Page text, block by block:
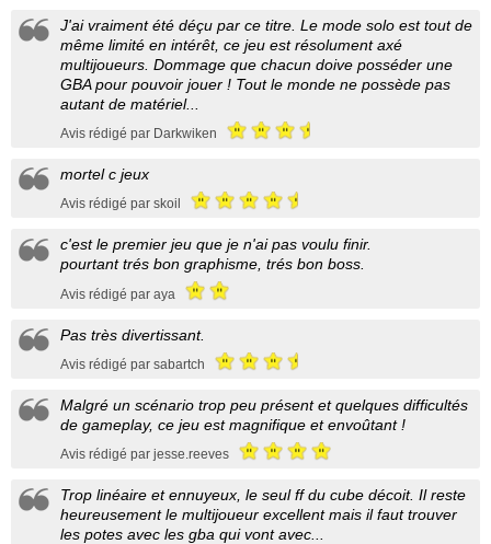
J'ai vraiment été déçu par ce titre. Le mode solo est tout de
même limité en intérêt, ce jeu est résolument axé
multijoueurs. Dommage que chacun doive posséder une
GBA pour pouvoir jouer ! Tout le monde ne possède pas
autant de matériel...
Avis rédigé par Darkwiken
mortel c jeux
Avis rédigé par skoil
c'est le premier jeu que je n'ai pas voulu finir.
pourtant trés bon graphisme, trés bon boss.
Avis rédigé par aya
Pas très divertissant.
Avis rédigé par sabartch
Malgré un scénario trop peu présent et quelques difficultés
de gameplay, ce jeu est magnifique et envoûtant !
Avis rédigé par jesse.reeves
Trop linéaire et ennuyeux, le seul ff du cube décoit. Il reste
heureusement le multijoueur excellent mais il faut trouver
les potes avec les gba qui vont avec...